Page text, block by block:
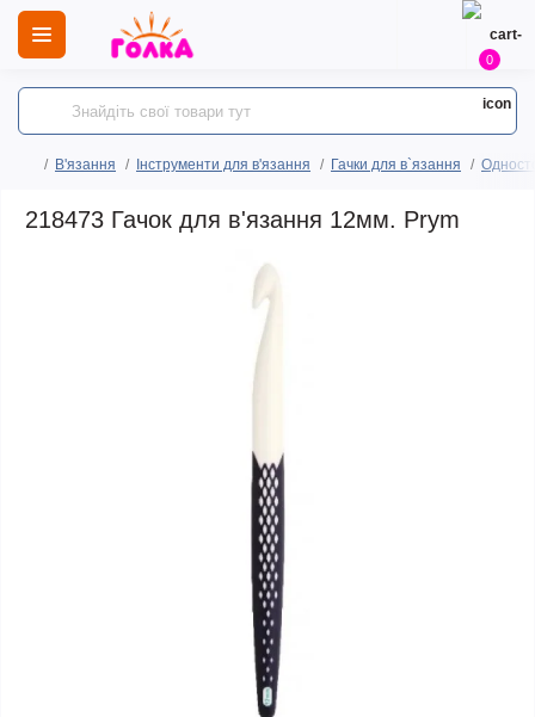
0
В'язання Інструменти для в'язання Гачки для в`язання
218473 Гачок для в'язання 12мм. Prym